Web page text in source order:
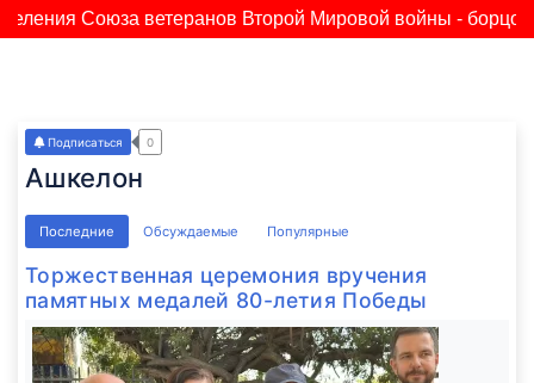
Союза ветеранов Второй Мировой войны - борцов
Ашкелон
Подписаться 0
Последние Обсуждаемые Популярные
Торжественная церемония вручения
памятных медалей 80-летия Победы